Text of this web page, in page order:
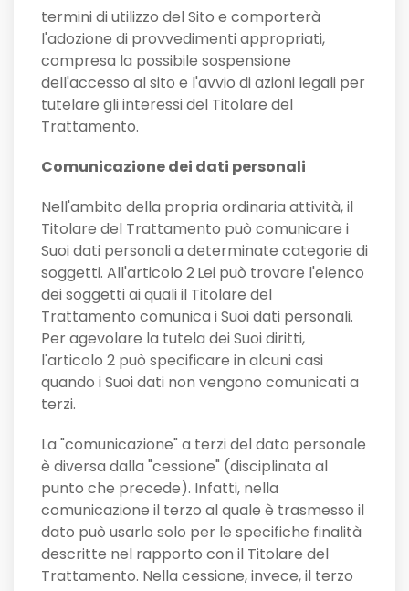
termini di utilizzo del Sito e comporterà
l'adozione di provvedimenti appropriati,
compresa la possibile sospensione
dell'accesso al sito e l'avvio di azioni legali per
tutelare gli interessi del Titolare del
Trattamento.
Comunicazione dei dati personali
Nell'ambito della propria ordinaria attività, il
Titolare del Trattamento può comunicare i
Suoi dati personali a determinate categorie di
soggetti. All'articolo 2Lei può trovare l'elenco
dei soggetti ai quali il Titolare del
Trattamento comunica i Suoi dati personali.
Per agevolare la tutela dei Suoi diritti,
l'articolo 2 può specificare in alcuni casi
quando i Suoi dati non vengono comunicati a
terzi.
La "comunicazione" a terzi del dato personale
è diversa dalla "cessione" (disciplinata al
punto che precede). Infatti, nella
comunicazione il terzo al quale è trasmesso il
dato può usarlo solo per le specifiche finalità
descritte nel rapporto con il Titolare del
Trattamento. Nella cessione, invece, il terzo